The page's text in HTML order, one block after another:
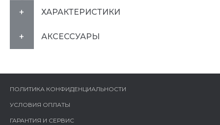
ХАРАКТЕРИСТИКИ
АКСЕССУАРЫ
ПОЛИТИКА КОНФИДЕНЦИАЛЬНОСТИ
УСЛОВИЯ ОПЛАТЫ
ГАРАНТИЯ И СЕРВИС